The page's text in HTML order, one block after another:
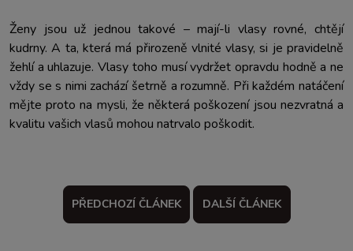
Ženy jsou už jednou takové – mají-li vlasy rovné, chtějí
kudrny. A ta, která má přirozeně vlnité vlasy, si je pravidelně
žehlí a uhlazuje. Vlasy toho musí vydržet opravdu hodně a ne
vždy se s nimi zachází šetrně a rozumně. Při každém natáčení
mějte proto na mysli, že některá poškození jsou nezvratná a
kvalitu vašich vlasů mohou natrvalo poškodit.
PŘEDCHOZÍ ČLÁNEK DALŠÍ ČLÁNEK